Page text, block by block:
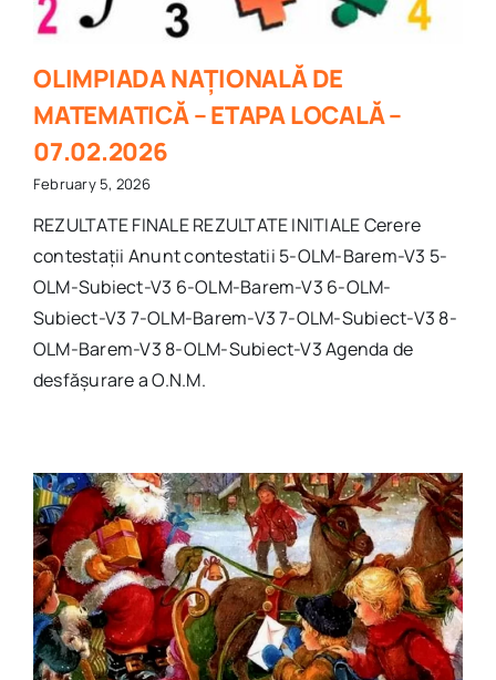
OLIMPIADA NAȚIONALĂ DE
MATEMATICĂ – ETAPA LOCALĂ –
07.02.2026
February 5, 2026
REZULTATE FINALE REZULTATE INITIALE Cerere
contestații Anunt contestatii 5-OLM-Barem-V3 5-
OLM-Subiect-V3 6-OLM-Barem-V3 6-OLM-
Subiect-V3 7-OLM-Barem-V3 7-OLM-Subiect-V3 8-
OLM-Barem-V3 8-OLM-Subiect-V3 Agenda de
desfășurare a O.N.M.